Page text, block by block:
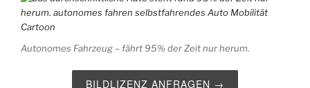
Autonomes Fahrzeug – fährt 95% der Zeit nur herum.
BILDLIZENZ ANFRAGEN →